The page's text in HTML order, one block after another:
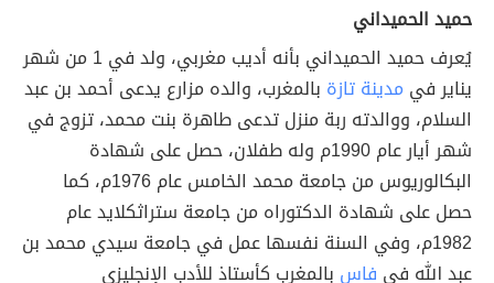
حميد الحميداني
يُعرف حميد الحميداني بأنه أديب مغربي، ولد في 1 من شهر
يناير في مدينة تازة بالمغرب، والده مزارع يدعى أحمد بن عبد
السلام، ووالدته ربة منزل تدعى طاهرة بنت محمد، تزوج في
شهر أيار عام 1990م وله طفلان، حصل على شهادة
البكالوريوس من جامعة محمد الخامس عام 1976م، كما
حصل على شهادة الدكتوراه من جامعة ستراثكلايد عام
1982م، وفي السنة نفسها عمل في جامعة سيدي محمد بن
عبد الله في فاس بالمغرب كأستاذ للأدب الإنجليزي